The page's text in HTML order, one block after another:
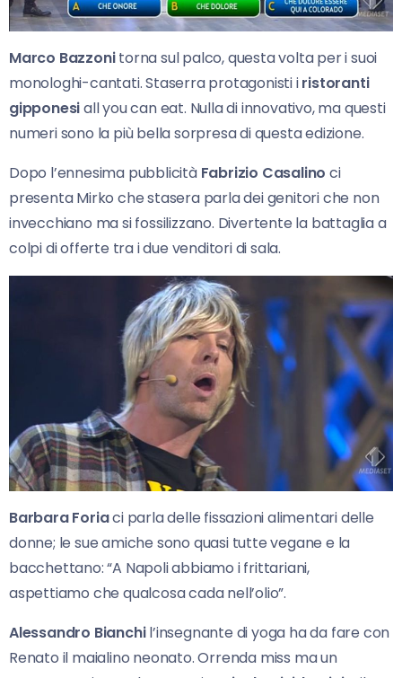
Marco Bazzonitorna sul palco, questa volta per i suoi
monologhi-cantati. Staserra protagonisti iristoranti
gipponesiall you can eat. Nulla di innovativo, ma questi
numeri sono la più bella sorpresa di questa edizione.
Dopo l’ennesima pubblicità Fabrizio Casalino ci
presenta Mirko che stasera parla dei genitori che non
invecchiano ma si fossilizzano. Divertente la battaglia a
colpi di offerte tra i due venditori di sala.
Barbara Foriaci parla delle fissazioni alimentari delle
donne; le sue amiche sono quasi tutte vegane e la
bacchettano: “A Napoli abbiamo i frittariani,
aspettiamo che qualcosa cada nell’olio”.
Alessandro Bianchil’insegnante di yoga ha da fare con
Renato il maialino neonato. Orrenda miss ma un